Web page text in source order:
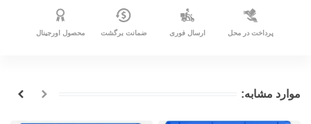
پرداخت در محل ارسال فوری ضمانت برگشت محصول اورجینال
موارد مشابه: